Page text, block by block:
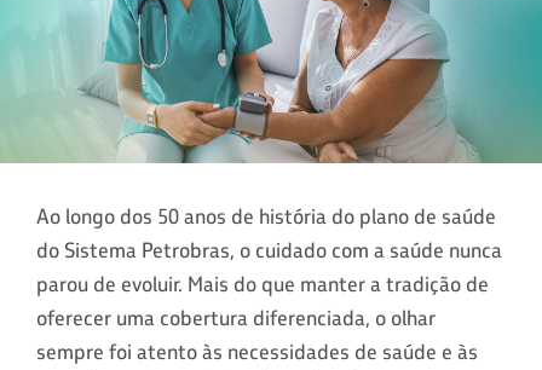
Ao longo dos 50 anos de história do plano de saúde
do Sistema Petrobras, o cuidado com a saúde nunca
parou de evoluir. Mais do que manter a tradição de
oferecer uma cobertura diferenciada, o olhar
sempre foi atento às necessidades de saúde e às